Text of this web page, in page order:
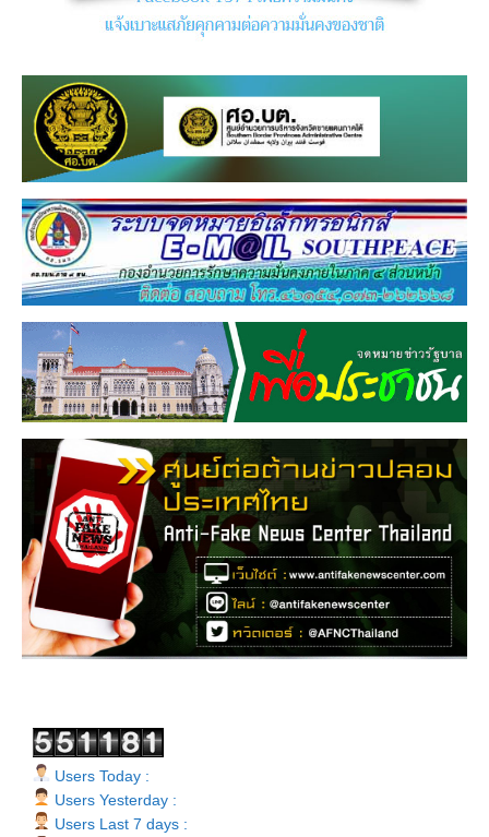
Users Today :
Users Yesterday :
Users Last 7 days :